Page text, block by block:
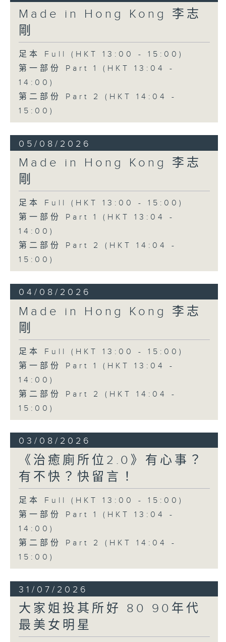
Made in Hong Kong 李志
剛
足本 Full (HKT 13:00 - 15:00)
第一部份 Part 1 (HKT 13:04 -
14:00)
第二部份 Part 2 (HKT 14:04 -
15:00)
05/08/2026
Made in Hong Kong 李志
剛
足本 Full (HKT 13:00 - 15:00)
第一部份 Part 1 (HKT 13:04 -
14:00)
第二部份 Part 2 (HKT 14:04 -
15:00)
04/08/2026
Made in Hong Kong 李志
剛
足本 Full (HKT 13:00 - 15:00)
第一部份 Part 1 (HKT 13:04 -
14:00)
第二部份 Part 2 (HKT 14:04 -
15:00)
03/08/2026
《治癒廁所位2.0》有心事？
有不快？快留言！
足本 Full (HKT 13:00 - 15:00)
第一部份 Part 1 (HKT 13:04 -
14:00)
第二部份 Part 2 (HKT 14:04 -
15:00)
31/07/2026
大家姐投其所好 80 90年代
最美女明星